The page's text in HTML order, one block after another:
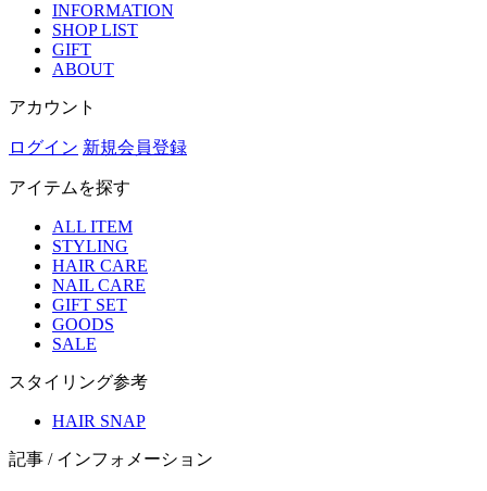
INFORMATION
SHOP LIST
GIFT
ABOUT
アカウント
ログイン 新規会員登録
アイテムを探す
ALL ITEM
STYLING
HAIR CARE
NAIL CARE
GIFT SET
GOODS
SALE
スタイリング参考
HAIR SNAP
記事 / インフォメーション